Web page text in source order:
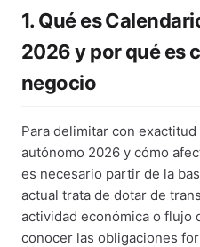
1. Qué es
2026 y por qué es
negocio
Para delimitar con
autónomo 2026 y cómo
es necesario partir de la
actual trata de dotar de
actividad económica o flujo
conocer las obligaciones